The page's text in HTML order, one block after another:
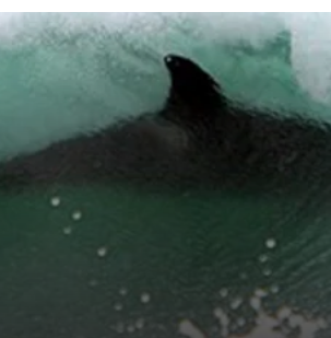
ACTUALIDAD
VER TODAS LAS CATEGORÍAS